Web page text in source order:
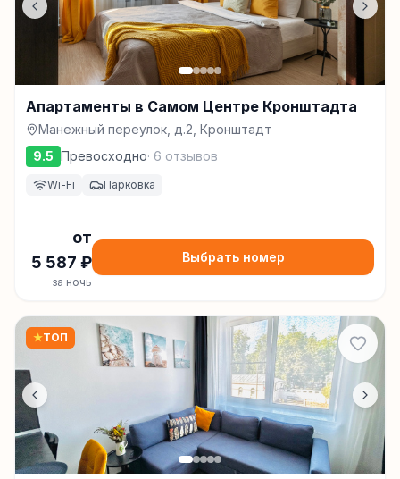
Апартаменты в Самом Центре Кронштадта
Манежный переулок, д.2, Кронштадт
9.5 Превосходно· 6 отзывов
Wi-Fi Парковка
от
5 587 ₽
за ночь
Выбрать номер
★ТОП